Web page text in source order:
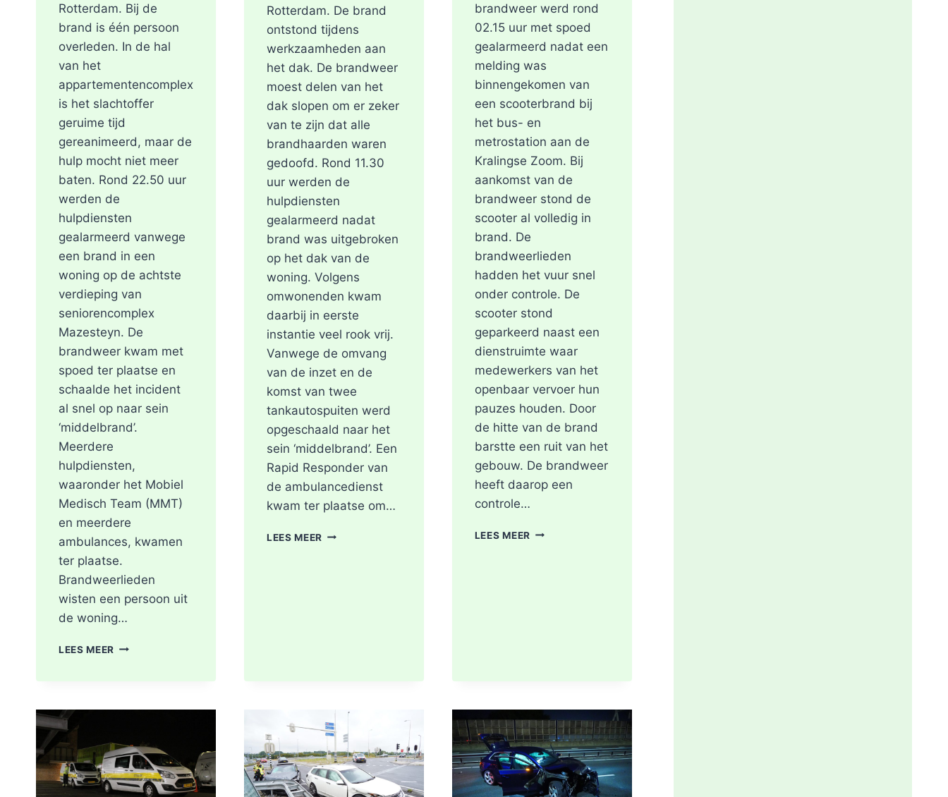
Rotterdam. Bij de
brand is één persoon
overleden. In de hal
van het
appartementencomplex
is het slachtoffer
geruime tijd
gereanimeerd, maar de
hulp mocht niet meer
baten. Rond 22.50 uur
werden de
hulpdiensten
gealarmeerd vanwege
een brand in een
woning op de achtste
verdieping van
seniorencomplex
Mazesteyn. De
brandweer kwam met
spoed ter plaatse en
schaalde het incident
al snel op naar sein
‘middelbrand’.
Meerdere
hulpdiensten,
waaronder het Mobiel
Medisch Team (MMT)
en meerdere
ambulances, kwamen
ter plaatse.
Brandweerlieden
wisten een persoon uit
de woning…
LEES MEER DODE
VAN
SENIORENFLAT
WATERTORENWEG
IN
Rotterdam. De brand
ontstond tijdens
werkzaamheden aan
het dak. De brandweer
moest delen van het
dak slopen om er zeker
van te zijn dat alle
brandhaarden waren
gedoofd. Rond 11.30
uur werden de
hulpdiensten
gealarmeerd nadat
brand was uitgebroken
op het dak van de
woning. Volgens
omwonenden kwam
daarbij in eerste
instantie veel rook vrij.
Vanwege de omvang
van de inzet en de
komst van twee
tankautospuiten werd
opgeschaald naar het
sein ‘middelbrand’. Een
Rapid Responder van
de ambulancedienst
kwam ter plaatse om…
LEES MEER BRAND
ROTTERDAM
brandweer werd rond
02.15 uur met spoed
gealarmeerd nadat een
melding was
binnengekomen van
een scooterbrand bij
het bus- en
metrostation aan de
Kralingse Zoom. Bij
aankomst van de
brandweer stond de
scooter al volledig in
brand. De
brandweerlieden
hadden het vuur snel
onder controle. De
scooter stond
geparkeerd naast een
dienstruimte waar
medewerkers van het
openbaar vervoer hun
pauzes houden. Door
de hitte van de brand
barstte een ruit van het
gebouw. De brandweer
heeft daarop een
controle…
LEES MEERSCOOTER